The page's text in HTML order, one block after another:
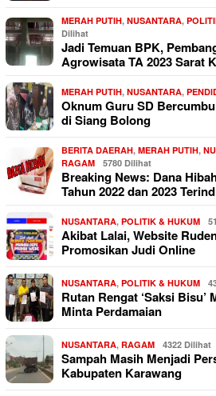
MERAH PUTIH, NUSANTARA,
Dilihat
Jadi Temuan BPK,
Agrowisata TA 2023 Sarat
MERAH PUTIH, NUSANTARA,
Oknum Guru SD
di Siang Bolong
BERITA DAERAH, MERAH PUTIH,
RAGAM
5780 Dilihat
Breaking News: Dana
Tahun 2022 dan 2023
NUSANTARA, POLITIK & HUKUM
Akibat Lalai, Website
Promosikan Judi Online
NUSANTARA, POLITIK & HUKUM
Rutan Rengat ‘Saksi
Minta Perdamaian
NUSANTARA, RAGAM 4322 Dilihat
Sampah Masih Menjadi
Kabupaten Karawang